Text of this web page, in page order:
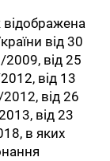
відображена
від 30
від 25
від 13
від 26
від 23
в яких